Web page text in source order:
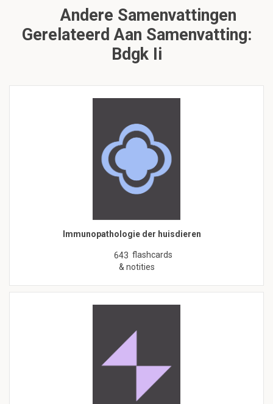
Andere Samenvattingen
Gerelateerd Aan Samenvatting:
Bdgk Ii
Immunopathologie der huisdieren
643 flashcards
& notities